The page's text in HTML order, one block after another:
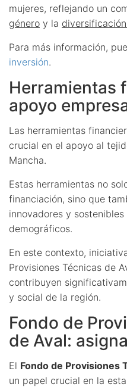
mujeres, reflejando un
género y la
Para más información,
inversión.
Herramientas
apoyo
Las herramientas
crucial en el apoyo al
Mancha.
Estas herramientas no
financiación, sino que
innovadores y
demográficos.
En este contexto,
Provisiones Técnicas de
contribuyen
y social de la región.
Fondo de
de Aval:
El Fondo de Provisiones
un papel crucial en la